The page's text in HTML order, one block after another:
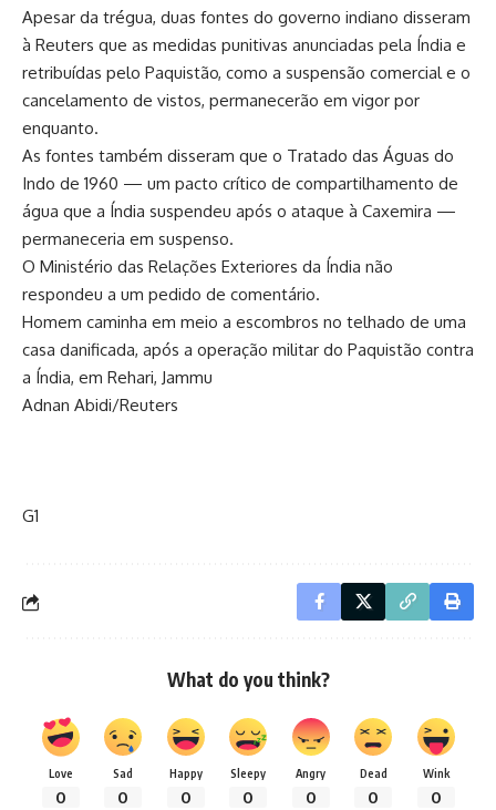
Apesar da trégua, duas fontes do governo indiano disseram
à Reuters que as medidas punitivas anunciadas pela Índia e
retribuídas pelo Paquistão, como a suspensão comercial e o
cancelamento de vistos, permanecerão em vigor por
enquanto.
As fontes também disseram que o Tratado das Águas do
Indo de 1960 — um pacto crítico de compartilhamento de
água que a Índia suspendeu após o ataque à Caxemira —
permaneceria em suspenso.
O Ministério das Relações Exteriores da Índia não
respondeu a um pedido de comentário.
Homem caminha em meio a escombros no telhado de uma
casa danificada, após a operação militar do Paquistão contra
a Índia, em Rehari, Jammu
Adnan Abidi/Reuters
G1
What do you think?
Love
0
Sad
0
Happy
0
Sleepy
0
Angry
0
Dead
0
Wink
0